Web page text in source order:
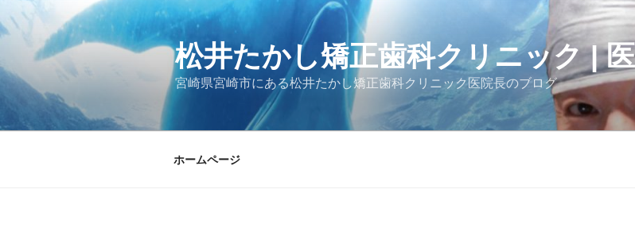
ン
ン
ス
松井たかし矯正歯科クリニック |
宮崎県宮崎市にある松井たかし矯正歯科クリニック医院長のブログ
ホームページ